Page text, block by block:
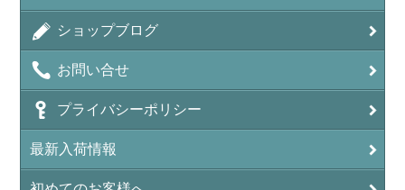
アラゴナイト（霰石/Aragonite）
アンデシン（チベット産日長石）
アンフィボールインクォーツ(Amphibole)
アンフィボールロック/角閃岩（Amphibole ）
イーグルアイ（EagleEye）
ショップブログ
お問い合せ
プライバシーポリシー
最新入荷情報